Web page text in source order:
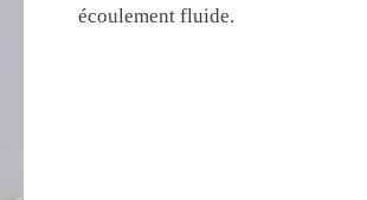
écoulement fluide.